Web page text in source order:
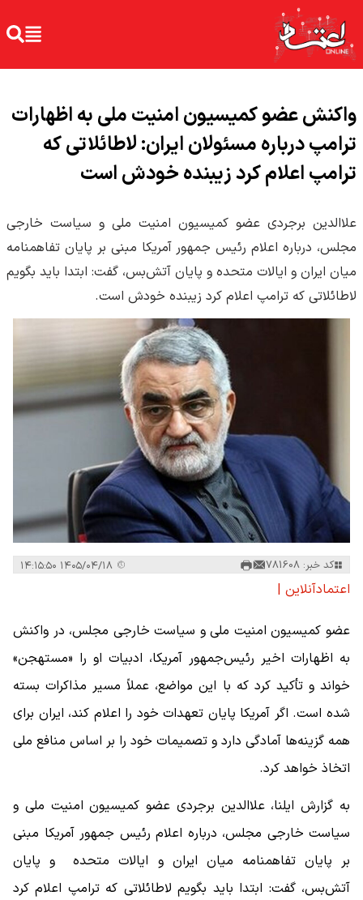
واکنش عضو کمیسیون امنیت ملی به اظهارات
ترامپ درباره مسئولان ایران: لاطائلاتی که
ترامپ اعلام کرد زیبنده خودش است
علاالدین برجردی عضو کمیسیون امنیت ملی و سیاست خارجی
مجلس، درباره اعلام رئیس جمهور آمریکا مبنی بر پایان تفاهمنامه
میان ایران و ایالات متحده و پایان آتش‌بس، گفت: ابتدا باید بگویم
لاطائلاتی که ترامپ اعلام کرد زیبنده خودش است.
کد خبر: 781608
اعتمادآنلاین |
عضو کمیسیون امنیت ملی و سیاست خارجی مجلس، در واکنش
به اظهارات اخیر رئیس‌جمهور آمریکا، ادبیات او را «مستهجن»
خواند و تأکید کرد که با این مواضع، عملاً مسیر مذاکرات بسته
شده است. اگر آمریکا پایان تعهدات خود را اعلام کند، ایران برای
همه گزینه‌ها آمادگی دارد و تصمیمات خود را بر اساس منافع ملی
اتخاذ خواهد کرد.
به گزارش ایلنا، علاالدین برجردی عضو کمیسیون امنیت ملی و
سیاست خارجی مجلس، درباره اعلام رئیس جمهور آمریکا مبنی
بر پایان تفاهمنامه میان ایران و ایالات متحده و پایان
آتش‌بس، گفت: ابتدا باید بگویم لاطائلاتی که ترامپ اعلام کرد